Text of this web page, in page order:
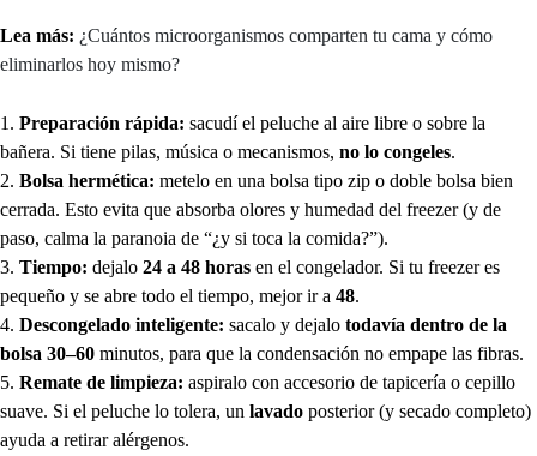
Lea más: ¿Cuántos microorganismos comparten tu cama y cómo
eliminarlos hoy mismo?
Preparación rápida: sacudí el peluche al aire libre o sobre la
bañera. Si tiene pilas, música o mecanismos, no lo congeles.
Bolsa hermética: metelo en una bolsa tipo zip o doble bolsa bien
cerrada. Esto evita que absorba olores y humedad del freezer (y de
paso, calma la paranoia de “¿y si toca la comida?”).
Tiempo: dejalo 24 a 48 horas en el congelador. Si tu freezer es
pequeño y se abre todo el tiempo, mejor ir a 48.
Descongelado inteligente: sacalo y dejalo todavía dentro de la
bolsa 30–60 minutos, para que la condensación no empape las fibras.
Remate de limpieza: aspiralo con accesorio de tapicería o cepillo
suave. Si el peluche lo tolera, un lavado posterior (y secado completo)
ayuda a retirar alérgenos.